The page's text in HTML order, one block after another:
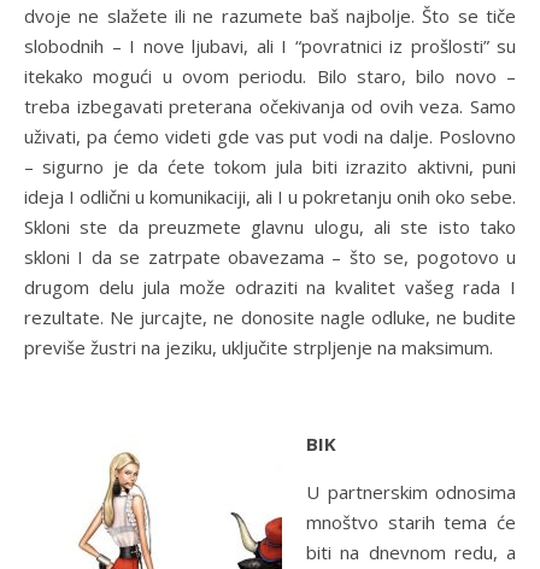
dvoje ne slažete ili ne razumete baš najbolje. Što se tiče
slobodnih – I nove ljubavi, ali I “povratnici iz prošlosti” su
itekako mogući u ovom periodu. Bilo staro, bilo novo –
treba izbegavati preterana očekivanja od ovih veza. Samo
uživati, pa ćemo videti gde vas put vodi na dalje. Poslovno
– sigurno je da ćete tokom jula biti izrazito aktivni, puni
ideja I odlični u komunikaciji, ali I u pokretanju onih oko sebe.
Skloni ste da preuzmete glavnu ulogu, ali ste isto tako
skloni I da se zatrpate obavezama – što se, pogotovo u
drugom delu jula može odraziti na kvalitet vašeg rada I
rezultate. Ne jurcajte, ne donosite nagle odluke, ne budite
previše žustri na jeziku, uključite strpljenje na maksimum.
BIK
U partnerskim odnosima
mnoštvo starih tema će
biti na dnevnom redu, a